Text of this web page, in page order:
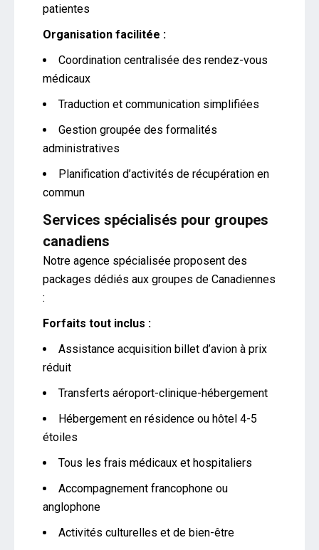
patientes
Organisation facilitée :
Coordination centralisée des rendez-vous
médicaux
Traduction et communication simplifiées
Gestion groupée des formalités
administratives
Planification d’activités de récupération en
commun
Services spécialisés pour groupes
canadiens
Notre agence spécialisée proposent des
packages dédiés aux groupes de Canadiennes
:
Forfaits tout inclus :
Assistance acquisition billet d’avion à prix
réduit
Transferts aéroport-clinique-hébergement
Hébergement en résidence ou hôtel 4-5
étoiles
Tous les frais médicaux et hospitaliers
Accompagnement francophone ou
anglophone
Activités culturelles et de bien-être